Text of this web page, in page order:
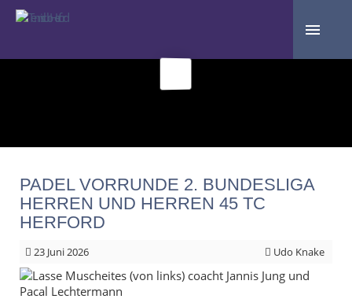
PADEL VORRUNDE 2. BUNDESLIGA
HERREN UND HERREN 45 TC
HERFORD
23 Juni 2026 Udo Knake